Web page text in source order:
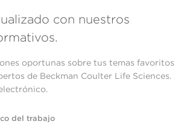
con nuestros
oportunas sobre tus temas favoritos
de Beckman Coulter Life Sciences.
del trabajo